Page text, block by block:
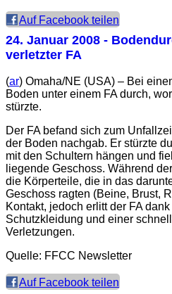
Auf Facebook teilen
24. Januar 2008 -
verletzter FA
(ar) Omaha/NE (USA) – Bei
Boden unter einem FA durch,
stürzte.
Der FA befand sich zum
der Boden nachgab. Er stürzte
mit den Schultern hängen und
liegende Geschoss. Während
die Körperteile, die in das
Geschoss ragten (Beine, Brust,
Kontakt, jedoch erlitt der FA
Schutzkleidung und einer
Verletzungen.
Quelle: FFCC Newsletter
Auf Facebook teilen